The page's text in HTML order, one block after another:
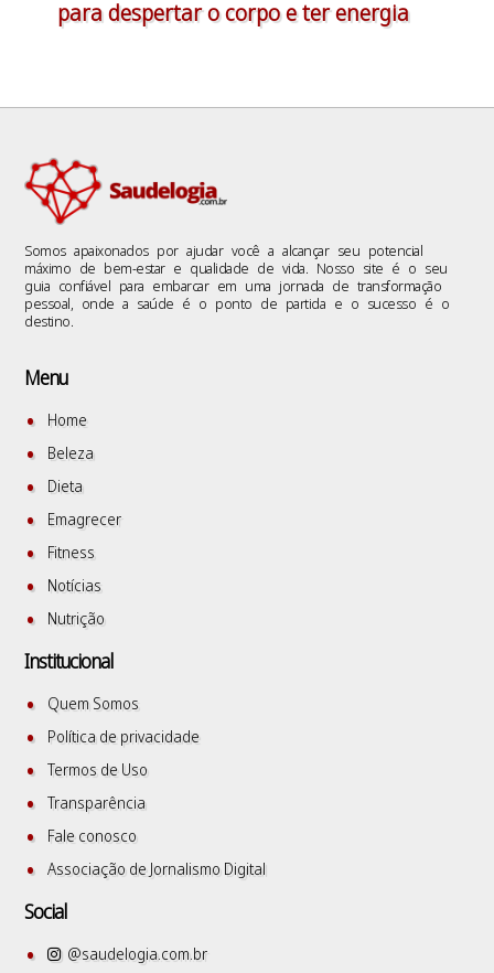
para despertar o corpo e ter energia
Somos apaixonados por ajudar você a alcançar seu potencial
máximo de bem-estar e qualidade de vida. Nosso site é o seu
guia confiável para embarcar em uma jornada de transformação
pessoal, onde a saúde é o ponto de partida e o sucesso é o
destino.
Menu
Home
Beleza
Dieta
Emagrecer
Fitness
Notícias
Nutrição
Institucional
Quem Somos
Política de privacidade
Termos de Uso
Transparência
Fale conosco
Associação de Jornalismo Digital
Social
@saudelogia.com.br